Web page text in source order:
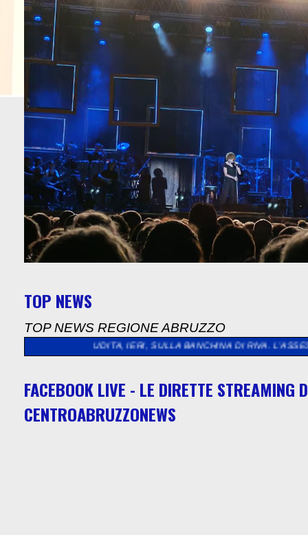
TOP NEWS
TOP NEWS REGIONE ABRUZZO
IERI, SULLA BANCHINA DI RIVA. L’ASSESSORE
FACEBOOK LIVE - LE DIRETTE STREAMING
CENTROABRUZZONEWS